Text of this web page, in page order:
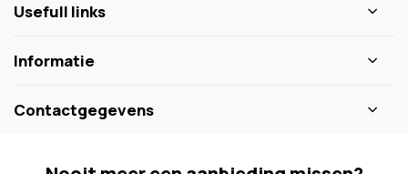
Usefull links
Informatie
Contactgegevens